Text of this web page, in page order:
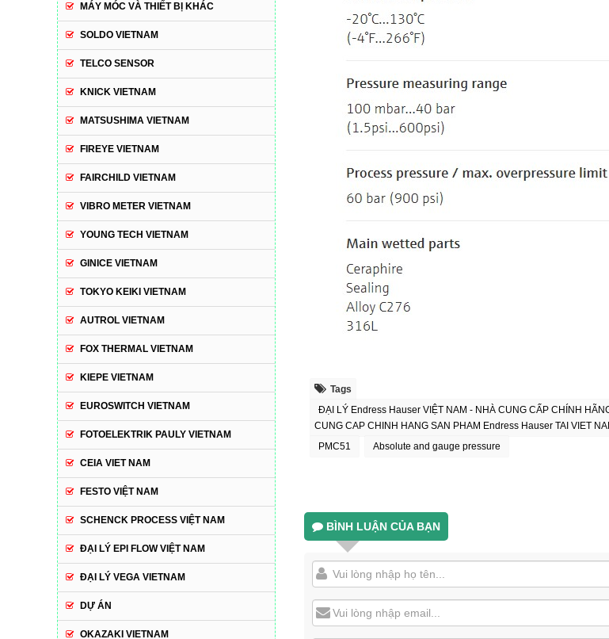
Tags
ĐẠI LÝ Endress Hauser VIỆT NAM - NHÀ CUNG CẤP CHÍNH
CUNG CAP CHINH HANG SAN PHAM Endress Hauser TAI VIET
PMC51
Absolute and gauge pressure
BÌNH LUẬN CỦA BẠN
MÁY MÓC VÀ THIẾT BỊ KHÁC
SOLDO VIETNAM
TELCO SENSOR
KNICK VIETNAM
MATSUSHIMA VIETNAM
FIREYE VIETNAM
FAIRCHILD VIETNAM
VIBRO METER VIETNAM
YOUNG TECH VIETNAM
GINICE VIETNAM
TOKYO KEIKI VIETNAM
AUTROL VIETNAM
FOX THERMAL VIETNAM
KIEPE VIETNAM
EUROSWITCH VIETNAM
FOTOELEKTRIK PAULY VIETNAM
CEIA VIET NAM
FESTO VIỆT NAM
SCHENCK PROCESS VIỆT NAM
ĐẠI LÝ EPI FLOW VIỆT NAM
ĐẠI LÝ VEGA VIETNAM
DỰ ÁN
OKAZAKI VIETNAM